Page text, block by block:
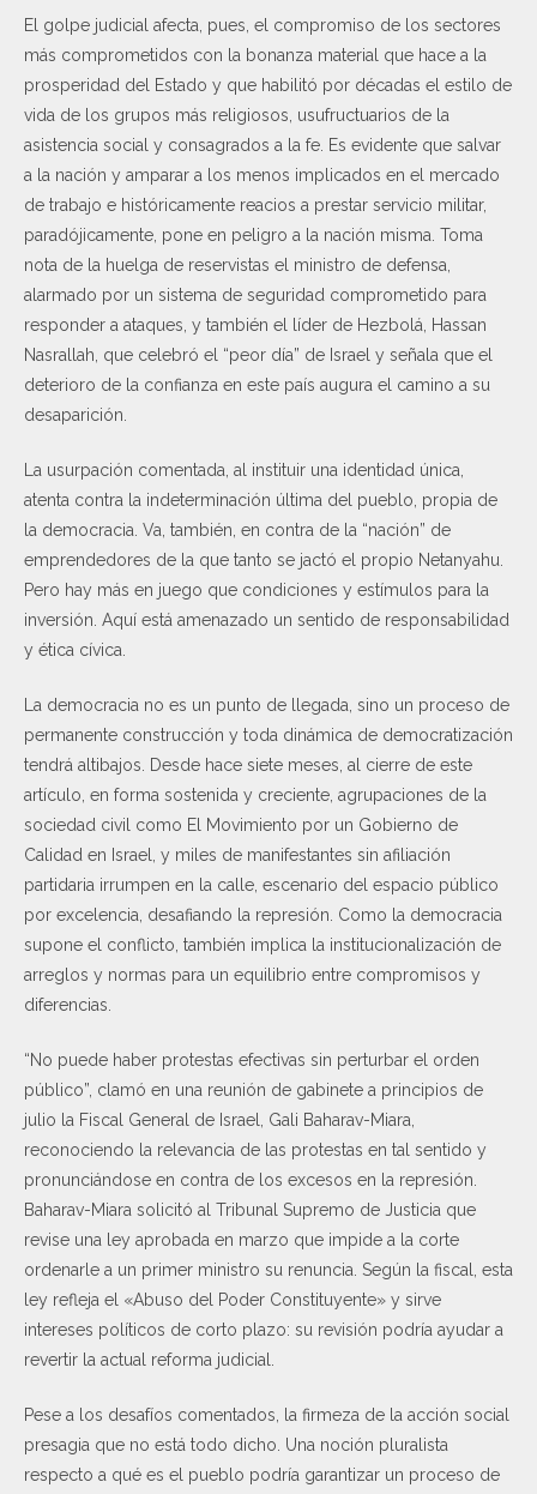
El golpe judicial afecta, pues, el compromiso de los sectores
más comprometidos con la bonanza material que hace a la
prosperidad del Estado y que habilitó por décadas el estilo de
vida de los grupos más religiosos, usufructuarios de la
asistencia social y consagrados a la fe. Es evidente que salvar
a la nación y amparar a los menos implicados en el mercado
de trabajo e históricamente reacios a prestar servicio militar,
paradójicamente, pone en peligro a la nación misma. Toma
nota de la huelga de reservistas el ministro de defensa,
alarmado por un sistema de seguridad comprometido para
responder a ataques, y también el líder de Hezbolá, Hassan
Nasrallah, que celebró el “peor día” de Israel y señala que el
deterioro de la confianza en este país augura el camino a su
desaparición.
La usurpación comentada, al instituir una identidad única,
atenta contra la indeterminación última del pueblo, propia de
la democracia. Va, también, en contra de la “nación” de
emprendedores de la que tanto se jactó el propio Netanyahu.
Pero hay más en juego que condiciones y estímulos para la
inversión. Aquí está amenazado un sentido de responsabilidad
y ética cívica.
La democracia no es un punto de llegada, sino un proceso de
permanente construcción y toda dinámica de democratización
tendrá altibajos. Desde hace siete meses, al cierre de este
artículo, en forma sostenida y creciente, agrupaciones de la
sociedad civil como El Movimiento por un Gobierno de
Calidad en Israel, y miles de manifestantes sin afiliación
partidaria irrumpen en la calle, escenario del espacio público
por excelencia, desafiando la represión. Como la democracia
supone el conflicto, también implica la institucionalización de
arreglos y normas para un equilibrio entre compromisos y
diferencias.
“No puede haber protestas efectivas sin perturbar el orden
público”, clamó en una reunión de gabinete a principios de
julio la Fiscal General de Israel, Gali Baharav-Miara,
reconociendo la relevancia de las protestas en tal sentido y
pronunciándose en contra de los excesos en la represión.
Baharav-Miara solicitó al Tribunal Supremo de Justicia que
revise una ley aprobada en marzo que impide a la corte
ordenarle a un primer ministro su renuncia. Según la fiscal, esta
ley refleja el «Abuso del Poder Constituyente» y sirve
intereses políticos de corto plazo: su revisión podría ayudar a
revertir la actual reforma judicial.
Pese a los desafíos comentados, la firmeza de la acción social
presagia que no está todo dicho. Una noción pluralista
respecto a qué es el pueblo podría garantizar un proceso de